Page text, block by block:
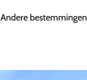
Andere bestemmingen